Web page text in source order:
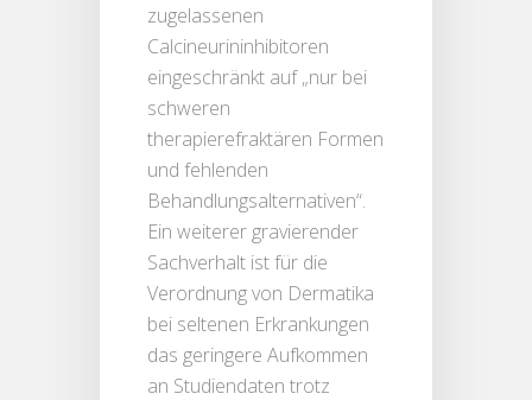
zugelassenen
Calcineurininhibitoren
eingeschränkt auf „nur bei
schweren
therapierefraktären Formen
und fehlenden
Behandlungsalternativen“.
Ein weiterer gravierender
Sachverhalt ist für die
Verordnung von Dermatika
bei seltenen Erkrankungen
das geringere Aufkommen
an Studiendaten trotz